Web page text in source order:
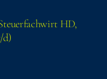
HD,